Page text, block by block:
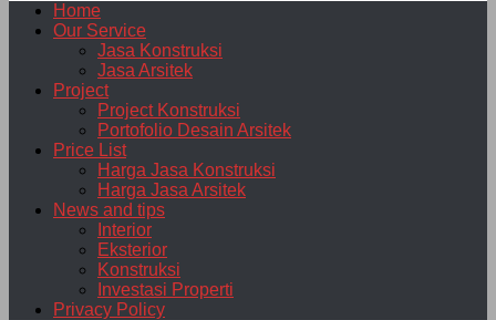
Home
Our Service
Jasa Konstruksi
Jasa Arsitek
Project
Project Konstruksi
Portofolio Desain Arsitek
Price List
Harga Jasa Konstruksi
Harga Jasa Arsitek
News and tips
Interior
Eksterior
Konstruksi
Investasi Properti
Privacy Policy